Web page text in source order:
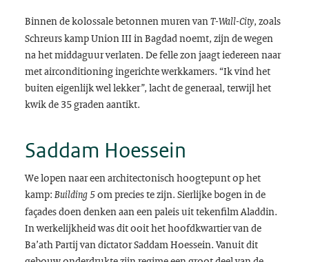
Binnen de kolossale betonnen muren vanT-Wall-City, zoals
Schreurs kamp Union III in Bagdad noemt, zijn de wegen
na het middaguur verlaten. De felle zon jaagt iedereen naar
met airconditioning ingerichte werkkamers. “Ik vind het
buiten eigenlijk wel lekker”, lacht de generaal, terwijl het
kwik de 35 graden aantikt.
Saddam Hoessein
We lopen naar een architectonisch hoogtepunt op het
kamp: Building 5om precies te zijn. Sierlijke bogen in de
façades doen denken aan een paleis uit tekenfilm Aladdin.
In werkelijkheid was dit ooit het hoofdkwartier van de
Ba’ath Partij van dictator Saddam Hoessein. Vanuit dit